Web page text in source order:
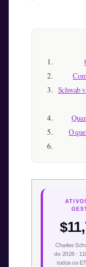
Schwab
O
Charles
de 2026 ·
todos os